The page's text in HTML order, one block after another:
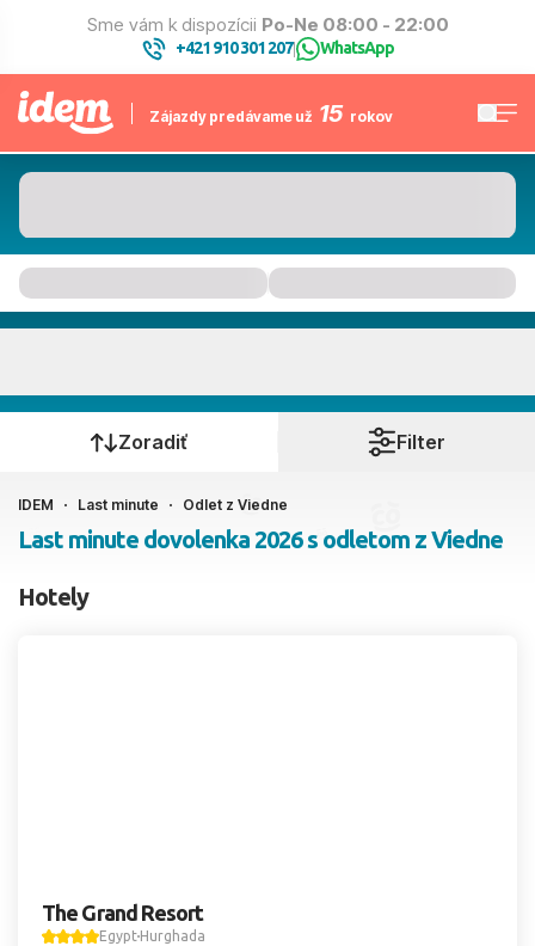
Sme vám k dispozícii Po-Ne 08:00 - 22:00
+421 910 301 207| WhatsApp
Zájazdy predávame už 15 rokov
Kedy cestujete?
Rakúske letiská
2 dospelí, 0 deti
Zoradiť Filter
IDEM Last minute Odlet z Viedne
Last minute dovolenka 2026 s odletom z Viedne
Hotely
The Grand Resort
Egypt Hurghada